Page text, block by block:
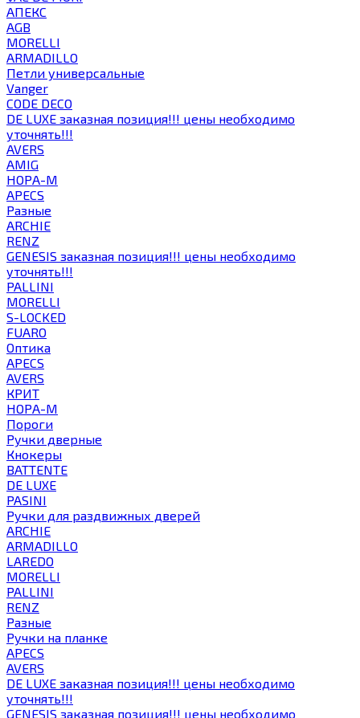
АПЕКС
AGB
MORELLI
ARMADILLO
Петли универсальные
Vanger
CODE DECO
DE LUXE заказная позиция!!! цены необходимо
уточнять!!!
AVERS
AMIG
НОРА-М
APECS
Разные
ARCHIE
RENZ
GENESIS заказная позиция!!! цены необходимо
уточнять!!!
PALLINI
MORELLI
S-LOCKED
FUARO
Оптика
APECS
AVERS
КРИТ
НОРА-М
Пороги
Ручки дверные
Кнокеры
BATTENTE
DE LUXE
PASINI
Ручки для раздвижных дверей
ARCHIE
ARMADILLO
LAREDO
MORELLI
PALLINI
RENZ
Разные
Ручки на планке
APECS
AVERS
DE LUXE заказная позиция!!! цены необходимо
уточнять!!!
GENESIS заказная позиция!!! цены необходимо